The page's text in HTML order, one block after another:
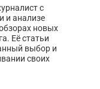
с
и анализе
новых
Её статьи
выбор и
своих